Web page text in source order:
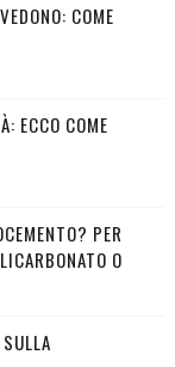
COME
ECCO COME
PER
O